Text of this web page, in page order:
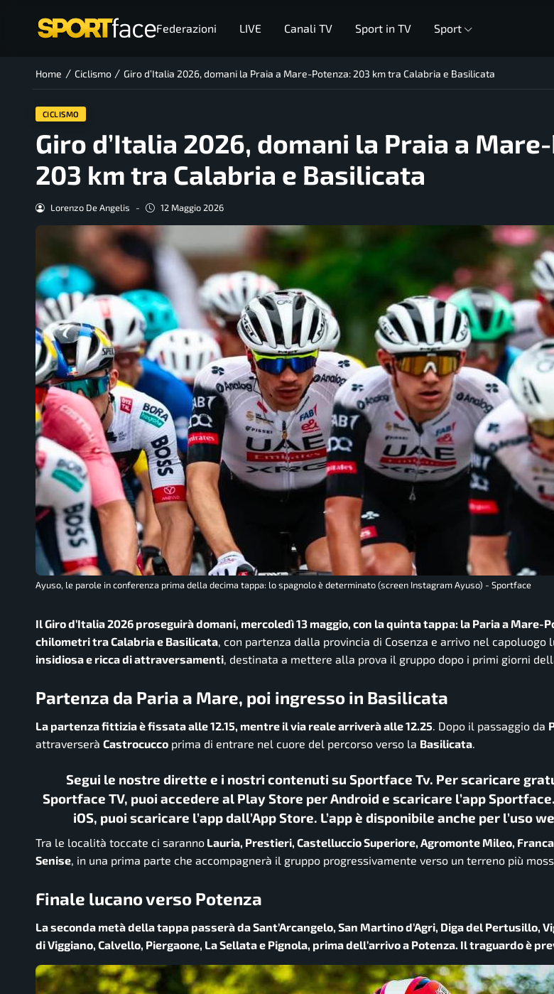
Federazioni LIVE Canali TV Sport in TV Sport
Home / Ciclismo / Giro d’Italia 2026, domani la Praia a Mare-Potenza: 203 km tra Calabria e Basilicata
CICLISMO
Giro d’Italia 2026, domani la Praia a
203 km tra Calabria e Basilicata
Lorenzo De Angelis - 12 Maggio 2026
Ayuso, le parole in conferenza prima della decima tappa: lo spagnolo è determinato (screen Instagram Ayuso) - Sportface
Il Giro d’Italia 2026 proseguirà domani, mercoledì 13 maggio, con la quinta tappa: la Paria a Mare-
chilometri tra Calabria e Basilicata, con partenza dalla provincia di Cosenza e arrivo nel capoluogo
insidiosa e ricca di attraversamenti, destinata a mettere alla prova il gruppo dopo i primi giorni
Partenza da Paria a Mare, poi ingresso in Basilicata
La partenza fittizia è fissata alle 12.15, mentre il via reale arriverà alle 12.25 . Dopo il passaggio da
attraverserà Castrocucco prima di entrare nel cuore del percorso verso la Basilicata
Segui le nostre dirette e i nostri contenuti su Sportface Tv. Per scaricare
Sportface TV, puoi accedere al Play Store per Android e scaricare l’app
iOS, puoi scaricare l’app dall’App Store. L’app è disponibile anche per l’uso
Tra le località toccate ci saranno Lauria, Prestieri, Castelluccio Superiore, Agromonte Mileo,
Senise, in una prima parte che accompagnerà il gruppo progressivamente verso un terreno più
Finale lucano verso Potenza
La seconda metà della tappa passerà da Sant’Arcangelo, San Martino d’Agri, Diga del Pertusillo,
di Viggiano, Calvello, Piergaone, La Sellata e Pignola, prima dell’arrivo a Potenza. Il traguardo è